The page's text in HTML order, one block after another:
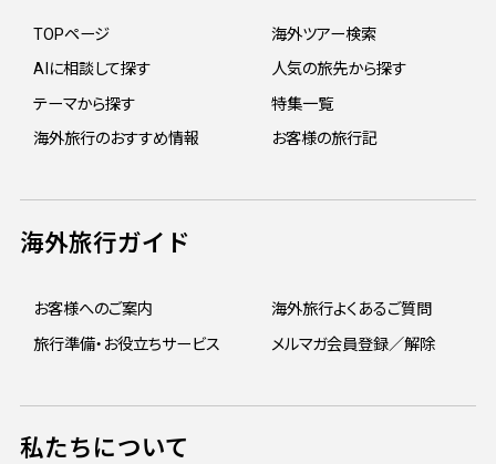
TOPページ
海外ツアー検索
AIに相談して探す
人気の旅先から探す
テーマから探す
特集一覧
海外旅行のおすすめ情報
お客様の旅行記
海外旅行ガイド
お客様へのご案内
海外旅行よくあるご質問
旅行準備・お役立ちサービス
メルマガ会員登録／解除
私たちについて